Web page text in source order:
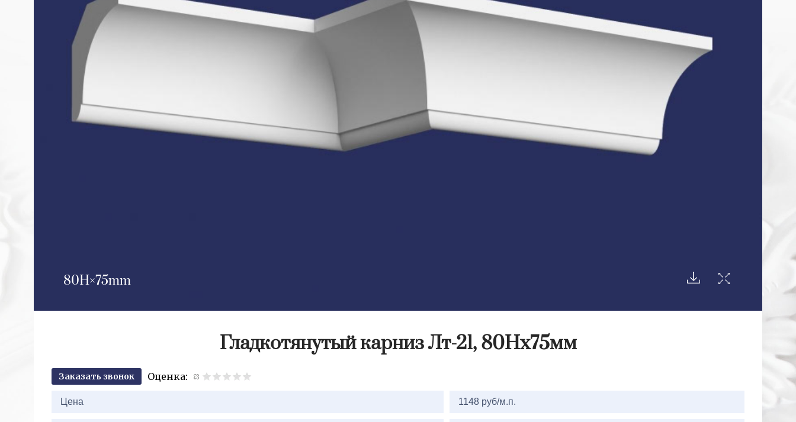
80H 75mm
Гладкотянутый карниз Лт-21, 80Нх75мм
Заказать звонок
Оценка:
Цена 1148 руб/м.п.